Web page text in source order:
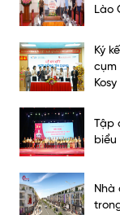
Lào
Ký
cụm
Kosy
Tập
biểu
Nhà